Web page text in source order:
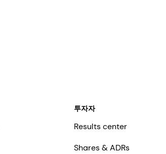
투자자
Results center
Shares & ADRs